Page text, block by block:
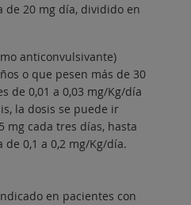
de 20 mg día, dividido en
anticonvulsivante)
o que pesen más de 30
de 0,01 a 0,03 mg/Kg/día
la dosis se puede ir
mg cada tres días, hasta
0,1 a 0,2 mg/Kg/día.
en pacientes con